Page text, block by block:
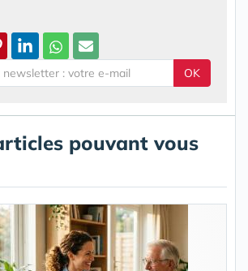
OK
pouvant vous